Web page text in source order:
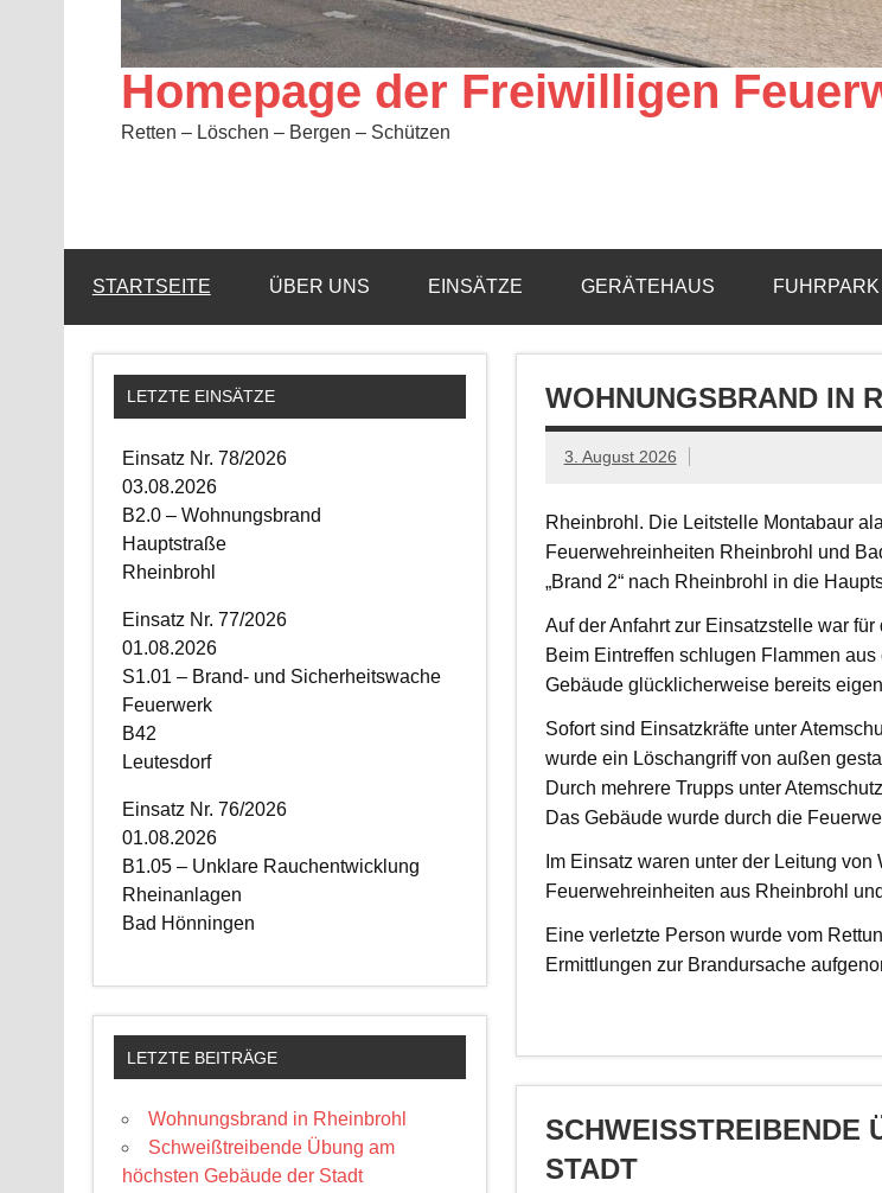
Homepage der Freiwilligen
Retten – Löschen – Bergen – Schützen
STARTSEITE ÜBER UNS EINSÄTZE GERÄTEHAUS FUHRPARK
WOHNUNGSBRAND IN
3. August 2026
Rheinbrohl. Die Leitstelle Montabaur
Feuerwehreinheiten Rheinbrohl und
„Brand 2“ nach Rheinbrohl in die
Auf der Anfahrt zur Einsatzstelle war
Beim Eintreffen schlugen Flammen
Gebäude glücklicherweise bereits
Sofort sind Einsatzkräfte unter
wurde ein Löschangriff von außen
Durch mehrere Trupps unter
Das Gebäude wurde durch die
Im Einsatz waren unter der Leitung
Feuerwehreinheiten aus Rheinbrohl
Eine verletzte Person wurde vom
Ermittlungen zur Brandursache
SCHWEISSTREIBENDE
TADT
LETZTE EINSÄTZE
Einsatz Nr. 78/2026
03.08.2026
B2.0 – Wohnungsbrand
Hauptstraße
Rheinbrohl
Einsatz Nr. 77/2026
01.08.2026
S1.01 – Brand- und Sicherheitswache
Feuerwerk
B42
Leutesdorf
Einsatz Nr. 76/2026
01.08.2026
B1.05 – Unklare Rauchentwicklung
Rheinanlagen
Bad Hönningen
LETZTE BEITRÄGE
Wohnungsbrand in Rheinbrohl
Schweißtreibende Übung am
höchsten Gebäude der Stadt